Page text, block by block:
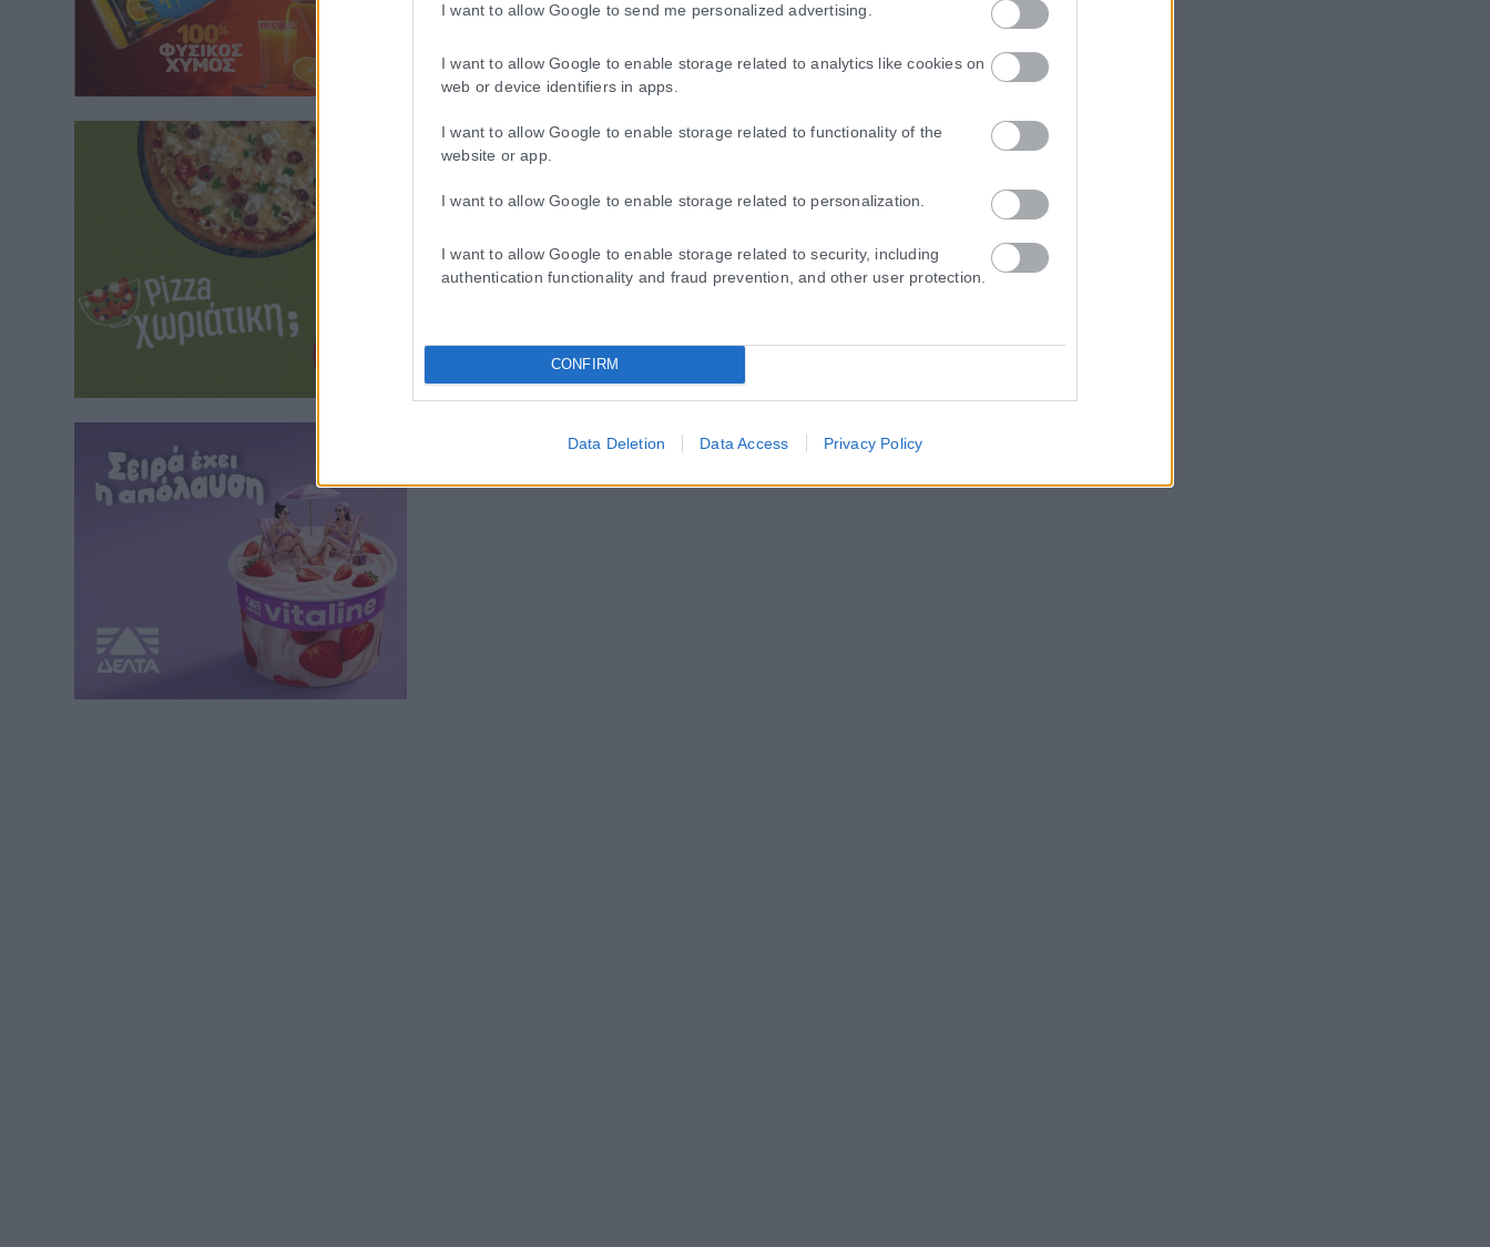
I want to allow Google to send me personalized advertising.
I want to allow Google to enable storage related to analytics like cookies on
web or device identifiers in apps.
I want to allow Google to enable storage related to functionality of the
website or app.
I want to allow Google to enable storage related to personalization.
I want to allow Google to enable storage related to security, including
authentication functionality and fraud prevention, and other user protection.
CONFIRM
Data Deletion Data Access Privacy Policy